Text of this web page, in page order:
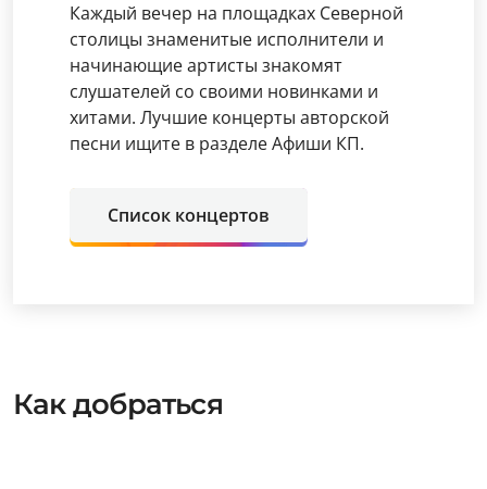
Каждый вечер на площадках Северной
столицы знаменитые исполнители и
начинающие артисты знакомят
слушателей со своими новинками и
хитами. Лучшие концерты авторской
песни ищите в разделе Афиши КП.
Список концертов
Как добраться